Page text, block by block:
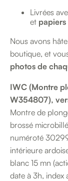
Livrées
et
Nous avons
boutique, et
photos de
IWC (Montre
W354807),
Montre de
brossé
numéroté
intérieure
blanc 15 mn
date à 3h, index